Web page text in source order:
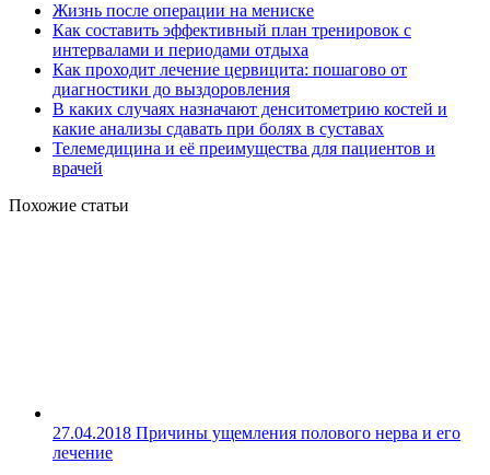
Жизнь после операции на мениске
Как составить эффективный план тренировок с
интервалами и периодами отдыха
Как проходит лечение цервицита: пошагово от
диагностики до выздоровления
В каких случаях назначают денситометрию костей и
какие анализы сдавать при болях в суставах
Телемедицина и её преимущества для пациентов и
врачей
Похожие статьи
27.04.2018 Причины ущемления полового нерва и его
лечение